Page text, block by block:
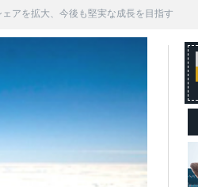
アを拡大、今後も堅実な成長を目指す